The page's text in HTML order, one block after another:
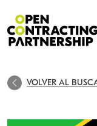
VOLVER AL